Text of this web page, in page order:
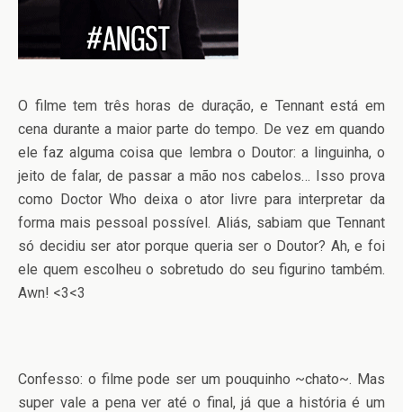
O filme tem três horas de duração, e Tennant está em
cena durante a maior parte do tempo. De vez em quando
ele faz alguma coisa que lembra o Doutor: a linguinha, o
jeito de falar, de passar a mão nos cabelos… Isso prova
como Doctor Who deixa o ator livre para interpretar da
forma mais pessoal possível. Aliás, sabiam que Tennant
só decidiu ser ator porque queria ser o Doutor? Ah, e foi
ele quem escolheu o sobretudo do seu figurino também.
Awn! <3<3
Confesso: o filme pode ser um pouquinho ~chato~. Mas
super vale a pena ver até o final, já que a história é um